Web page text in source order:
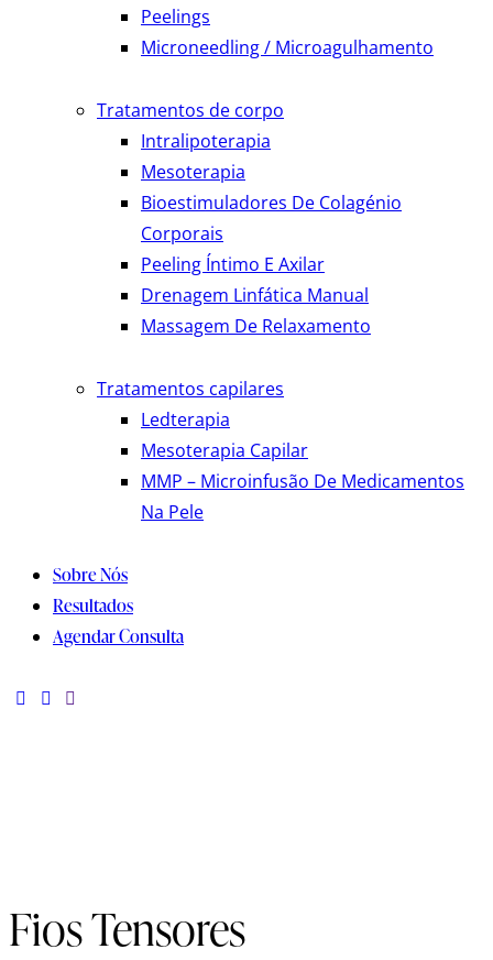
Peelings
Microneedling / Microagulhamento
Tratamentos de corpo
Intralipoterapia
Mesoterapia
Bioestimuladores De Colagénio
Corporais
Peeling Íntimo E Axilar
Drenagem Linfática Manual
Massagem De Relaxamento
Tratamentos capilares
Ledterapia
Mesoterapia Capilar
MMP – Microinfusão De Medicamentos
Na Pele
Sobre Nós
Resultados
Agendar Consulta
Fios Tensores